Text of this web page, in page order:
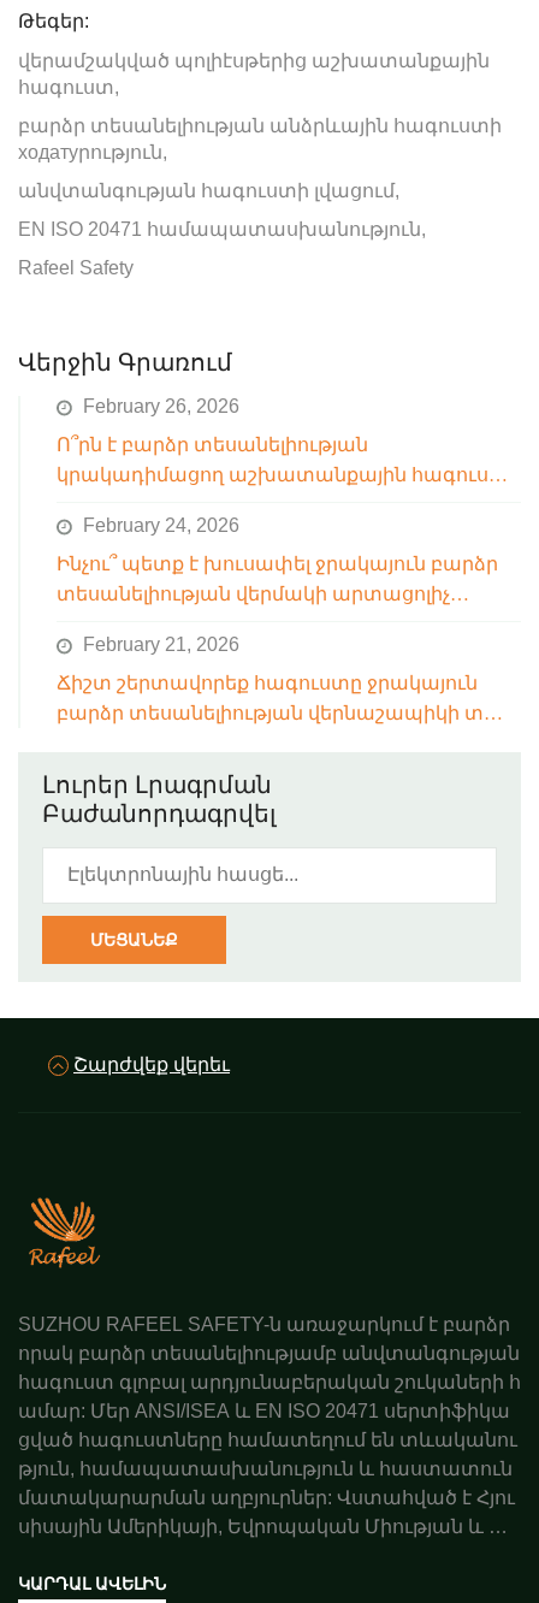
Թեգեր:
վերամշակված պոլիէսթերից աշխատանքային
հագուստ,
բարձր տեսանելիության անձրևային հագուստի
ходатуրություն,
անվտանգության հագուստի լվացում,
EN ISO 20471 համապատասխանություն,
Rafeel Safety
Վերջին Գրառում
February 26, 2026
Ո՞րն է բարձր տեսանելիության
կրակադիմացող աշխատանքային հագուստի
միջակայքը
February 24, 2026
Ինչու՞ պետք է խուսափել ջրակայուն բարձր
տեսանելիության վերմակի արտացոլիչ
February 21, 2026
Ճիշտ շերտավորեք հագուստը ջրակայուն
բարձր տեսանելիության վերնաշապիկի տակ՝
խուսափելու համար:
Լուրեր Լրագրման
Բաժանորդագրվել
ՄԵՑԱՆԵՔ
Շարժվեք վերեւ
SUZHOU RAFEEL SAFETY-ն առաջարկում է բարձր
որակ բարձր տեսանելիությամբ անվտանգության
հագուստ գլոբալ արդյունաբերական շուկաների հ
ամար: Մեր ANSI/ISEA և EN ISO 20471 սերտիֆիկա
ցված հագուստները համատեղում են տևականու
թյուն, համապատասխանություն և հաստատուն
մատակարարման աղբյուրներ: Վստահված է Հյու
սիսային Ամերիկայի, Եվրոպական Միության և Ավ
ռաջարկ այսօր:
ԿԱՐԴԱԼ ԱՎԵԼԻՆ